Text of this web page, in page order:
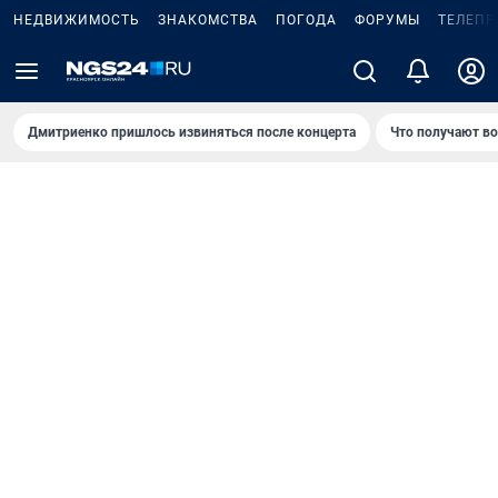
НЕДВИЖИМОСТЬ ЗНАКОМСТВА ПОГОДА ФОРУМЫ
Дмитриенко пришлось извиняться после концертa Что получают